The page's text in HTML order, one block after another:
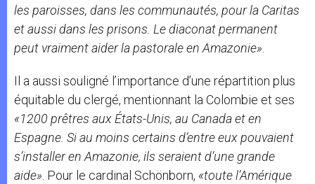
les paroisses, dans les communautés, pour la Caritas
et aussi dans les prisons. Le diaconat permanent
peut vraiment aider la pastorale en Amazonie».
Il a aussi souligné l’importance d’une répartition plus
équitable du clergé, mentionnant la Colombie et ses
«1200 prêtres aux États-Unis, au Canada et en
Espagne. Si au moins certains d’entre eux pouvaient
s’installer en Amazonie, ils seraient d’une grande
aide». Pour le cardinal Schönborn, «toute l’Amérique